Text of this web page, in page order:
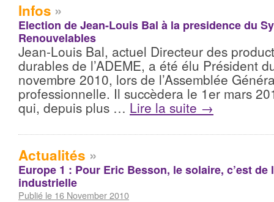
Infos »
Election de Jean-Louis Bal à la presidence du
Renouvelables
Jean-Louis Bal, actuel Directeur des
durables de l’ADEME, a été élu Président
novembre 2010, lors de l’Assemblée
professionnelle. Il succèdera le 1er mars
qui, depuis plus … Lire la suite →
Actualités »
Europe 1 : Pour Eric Besson, le solaire, c’est
industrielle
Publié le 16 November 2010